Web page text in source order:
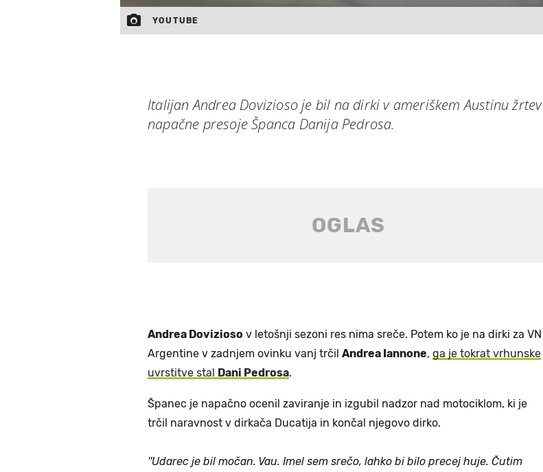
YOUTUBE
Italijan Andrea Dovizioso je bil na dirki v ameriškem Austinu žrtev
napačne presoje Španca Danija Pedrosa.
Andrea Dovizioso v letošnji sezoni res nima sreče. Potem ko je na dirki za VN
Argentine v zadnjem ovinku vanj trčil Andrea Iannone, ga je tokrat vrhunske
uvrstitve stal Dani Pedrosa.
Španec je napačno ocenil zaviranje in izgubil nadzor nad motociklom, ki je
trčil naravnost v dirkača Ducatija in končal njegovo dirko.
''Udarec je bil močan. Vau. Imel sem srečo, lahko bi bilo precej huje. Čutim